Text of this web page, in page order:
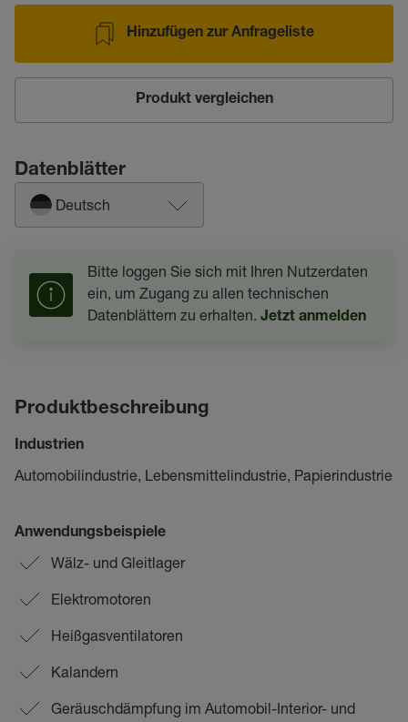
Hinzufügen zur Anfrageliste
Produkt vergleichen
Datenblätter
Deutsch
Bitte loggen Sie sich mit Ihren Nutzerdaten
ein, um Zugang zu allen technischen
Datenblättern zu erhalten. Jetzt anmelden
Produktbeschreibung
Industrien
Automobilindustrie, Lebensmittelindustrie, Papierindustrie
Anwendungsbeispiele
Wälz- und Gleitlager
Elektromotoren
Heißgasventilatoren
Kalandern
Geräuschdämpfung im Automobil-Interior- und